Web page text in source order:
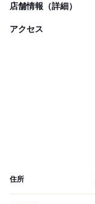
店舗情報（詳細）
アクセス
住所